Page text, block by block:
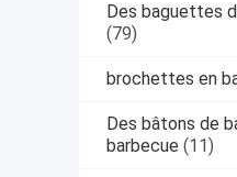
Des baguettes
(79)
brochettes en
Des bâtons de
barbecue (11)